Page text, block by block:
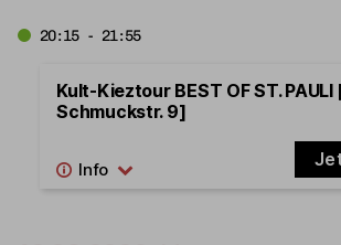
20:15 - 21:55
Kult-Kieztour BEST OF ST.
Schmuckstr. 9]